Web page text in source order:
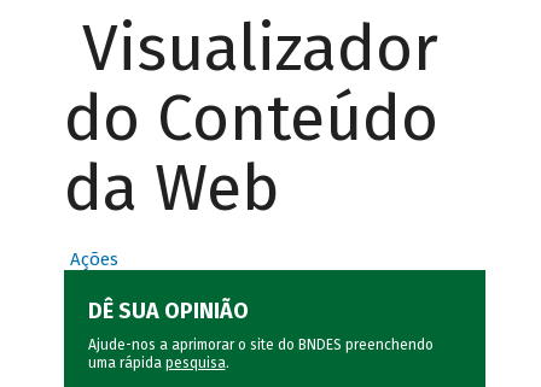
Visualizador
do Conteúdo
da Web
Ações
DÊ SUA OPINIÃO
Ajude-nos a aprimorar o site do BNDES preenchendo
uma rápida pesquisa.